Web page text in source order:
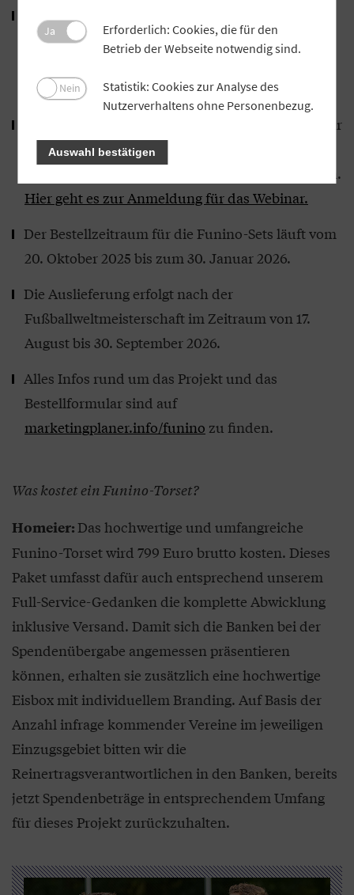
Ab 13. Oktober 2025 erhalten alle Banken von uns
ein Infopaket mit einer Bestellanleitung,
Kontaktaufnahme mit den Sportvereinen.
Am 16. Oktober 2025 findet um 10 Uhr ein Webinar
statt, bei dem wir interessierten VR-Banken die
Aktion nochmals ausführlich präsentieren wollen.
Hier geht es zur Anmeldung für das Webinar.
Der Bestellzeitraum für die Funino-Sets läuft vom
20. Oktober 2025 bis zum 30. Januar 2026.
Die Auslieferung erfolgt nach der
Fußballweltmeisterschaft im Zeitraum von 17.
August bis 30. September 2026.
Alles Infos rund um das Projekt und das
Bestellformular sind auf
marketingplaner.info/funino zu finden.
Was kostet ein Funino-Torset?
Homeier:Das hochwertige und umfangreiche
Funino-Torset wird 799 Euro brutto kosten. Dieses
Paket umfasst dafür auch entsprechend unserem
Full-Service-Gedanken die komplette Abwicklung
inklusive Versand. Damit sich die Banken bei der
Spendenübergabe angemessen präsentieren
können, erhalten sie zusätzlich eine hochwertige
Eisbox mit individuellem Branding. Auf Basis der
Anzahl infrage kommender Vereine im jeweiligen
Einzugsgebiet bitten wir die
Reinertragsverantwortlichen in den Banken, bereits
jetzt Spendenbeträge in entsprechendem Umfang
für dieses Projekt zurückzuhalten.
Ja
Erforderlich: Cookies, die für den
Betrieb der Webseite notwendig sind.
Nein
Statistik: Cookies zur Analyse des
Nutzerverhaltens ohne Personenbezug.
Auswahl bestätigen